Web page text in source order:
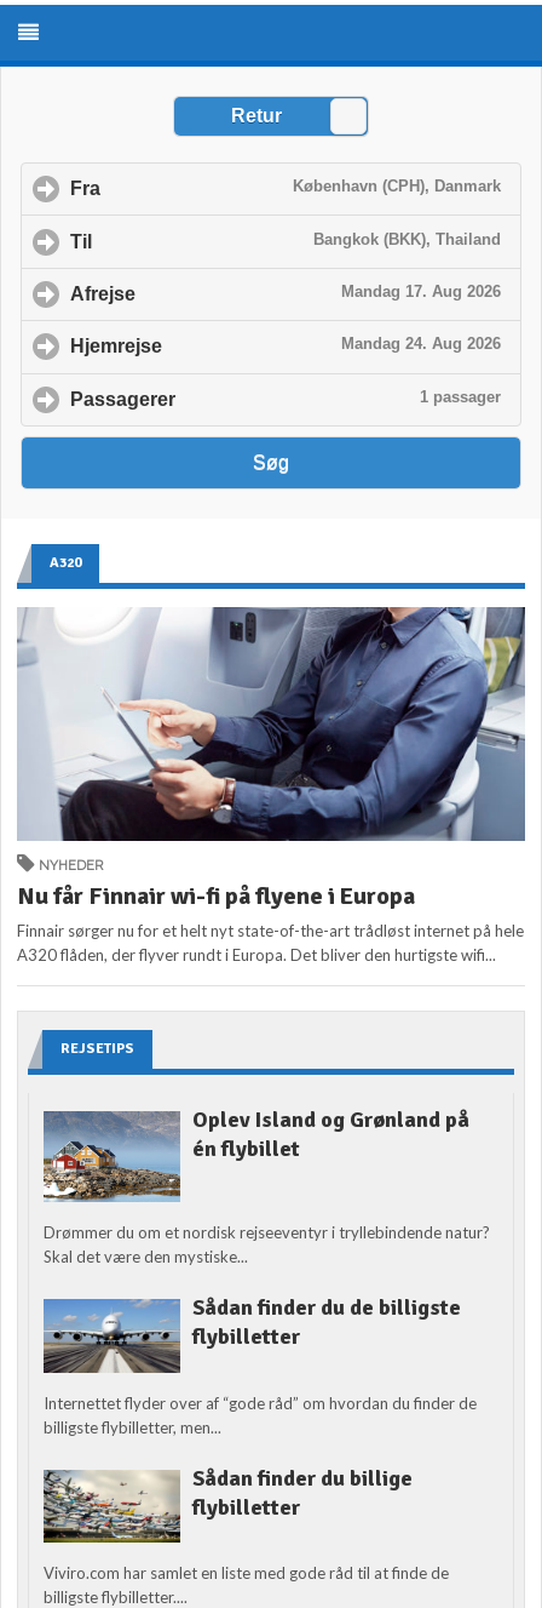
A320
NYHEDER
Nu får Finnair wi-fi på flyene i Europa
Finnair sørger nu for et helt nyt state-of-the-art trådløst internet på hele
A320 flåden, der flyver rundt i Europa. Det bliver den hurtigste wifi...
REJSETIPS
Oplev Island og Grønland på
én flybillet
Drømmer du om et nordisk rejseeventyr i tryllebindende natur?
Skal det være den mystiske...
Sådan finder du de billigste
flybilletter
Internettet flyder over af “gode råd” om hvordan du finder de
billigste flybilletter, men...
Sådan finder du billige
flybilletter
Viviro.com har samlet en liste med gode råd til at finde de
billigste flybilletter....